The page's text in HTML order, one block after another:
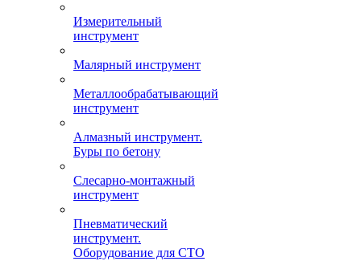
Измерительный
инструмент
Малярный инструмент
Металлообрабатывающий
инструмент
Алмазный инструмент.
Буры по бетону
Слесарно-монтажный
инструмент
Пневматический
инструмент.
Оборудование для СТО